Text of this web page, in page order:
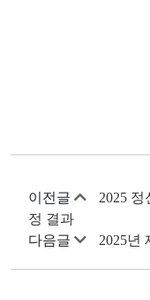
이전글
2025
정 결과
다음글
2025년